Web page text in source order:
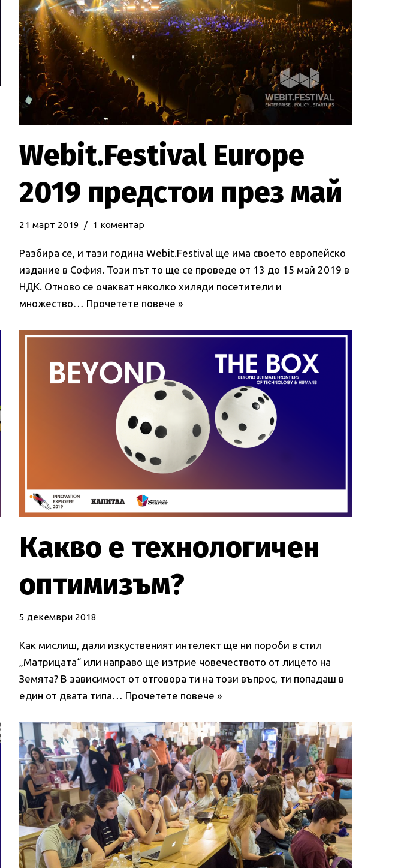
Webit.Festival Europe
2019 предстои през май
21 март 2019 1 коментар
Разбира се, и тази година Webit.Festival ще има своето европейско
издание в София. Този път то ще се проведе от 13 до 15 май 2019 в
НДК. Отново се очакват няколко хиляди посетители и
множество… Прочетете повече »
Какво е технологичен
оптимизъм?
5 декември 2018
Как мислиш, дали изкуственият интелект ще ни пороби в стил
„Матрицата“ или направо ще изтрие човечеството от лицето на
Земята? В зависимост от отговора ти на този въпрос, ти попадаш в
един от двата типа… Прочетете повече »